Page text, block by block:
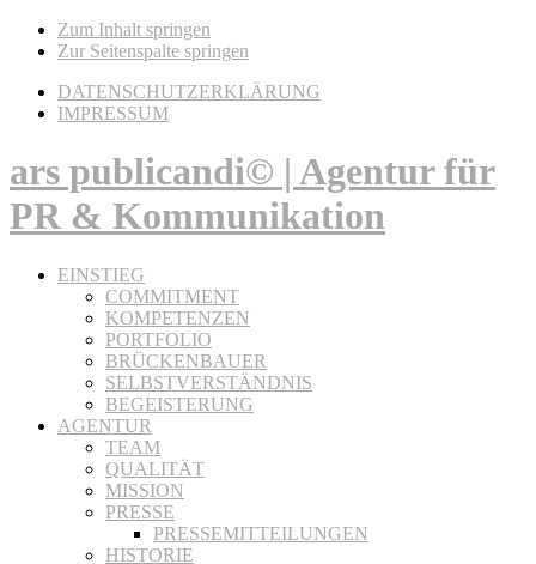
Zum Inhalt springen
Zur Seitenspalte springen
DATENSCHUTZERKLÄRUNG
IMPRESSUM
ars publicandi© | Agentur für
PR & Kommunikation
EINSTIEG
COMMITMENT
KOMPETENZEN
PORTFOLIO
BRÜCKENBAUER
SELBSTVERSTÄNDNIS
BEGEISTERUNG
AGENTUR
TEAM
QUALITÄT
MISSION
PRESSE
PRESSEMITTEILUNGEN
HISTORIE